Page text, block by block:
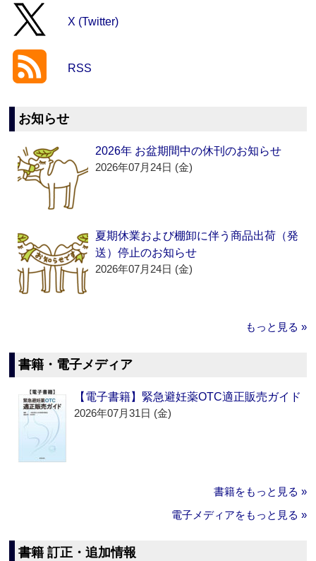
X (Twitter)
RSS
お知らせ
2026年 お盆期間中の休刊のお知らせ
2026年07月24日 (金)
夏期休業および棚卸に伴う商品出荷（発
送）停止のお知らせ
2026年07月24日 (金)
もっと見る »
書籍・電子メディア
【電子書籍】緊急避妊薬OTC適正販売ガイド
2026年07月31日 (金)
書籍をもっと見る »
電子メディアをもっと見る »
書籍 訂正・追加情報